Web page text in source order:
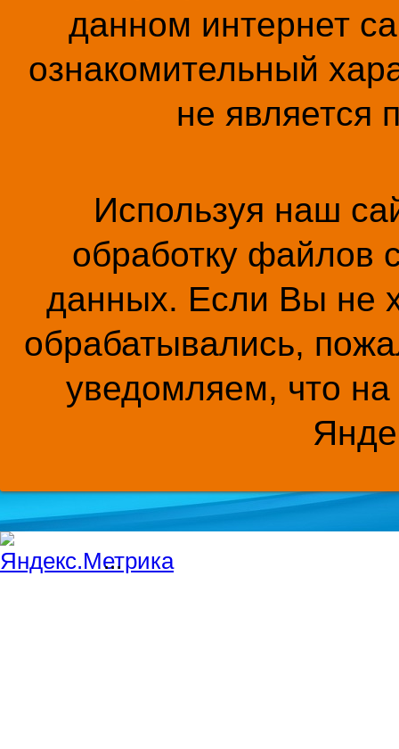
данном интернет
ознакомительный
не является
Используя наш
обработку файлов
данных. Если Вы не
обрабатывались,
уведомляем, что на
...